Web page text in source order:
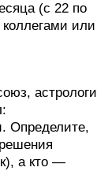
(с 22 по
или
астрологи
Определите,
а кто —